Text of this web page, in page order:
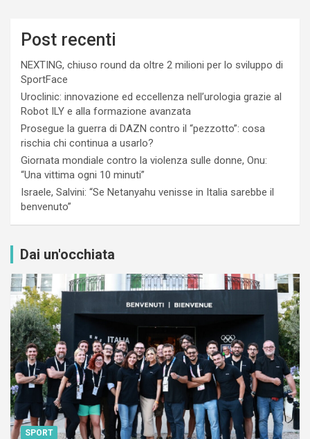
Post recenti
NEXTING, chiuso round da oltre 2 milioni per lo sviluppo di
SportFace
Uroclinic: innovazione ed eccellenza nell’urologia grazie al
Robot ILY e alla formazione avanzata
Prosegue la guerra di DAZN contro il “pezzotto”: cosa
rischia chi continua a usarlo?
Giornata mondiale contro la violenza sulle donne, Onu:
“Una vittima ogni 10 minuti”
Israele, Salvini: “Se Netanyahu venisse in Italia sarebbe il
benvenuto”
Dai un'occhiata
SPORT